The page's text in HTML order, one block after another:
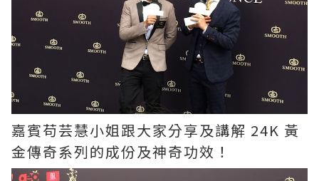
嘉賓苟芸慧小姐跟大家分享及講解 24K 黃
金傳奇系列的成份及神奇功效！